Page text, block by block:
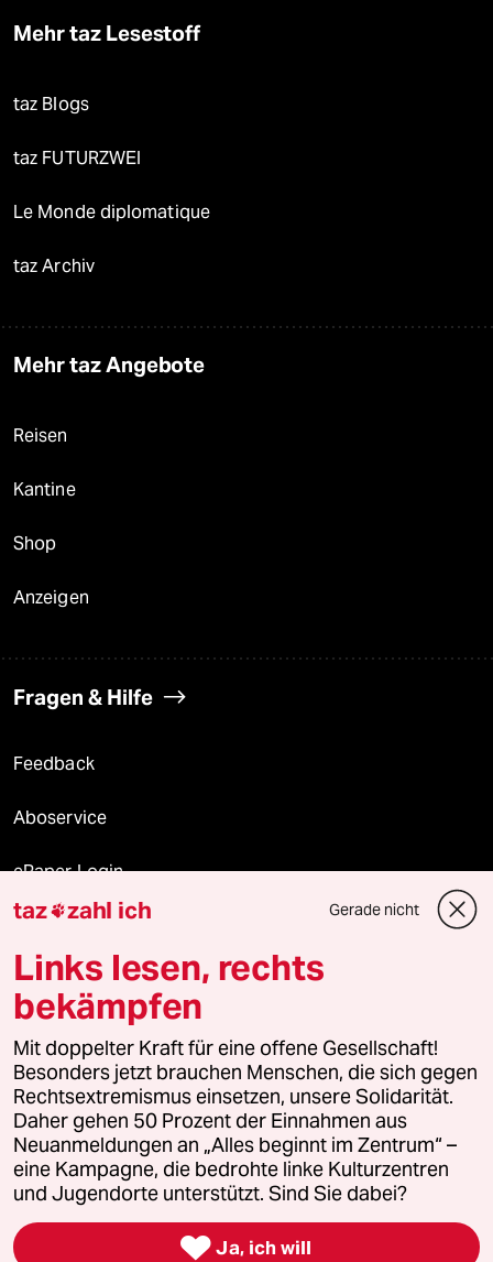
Mehr taz Lesestoff
taz Blogs
taz FUTURZWEI
Le Monde diplomatique
taz Archiv
Mehr taz Angebote
Reisen
Kantine
Shop
Anzeigen
Fragen & Hilfe
Feedback
Aboservice
ePaper Login
Downloads für Abonnierende
© 2026 taz Verlags und Vertriebs GmbH
Alle Rechte vorbehalten. Bei rechtlichen Fragen oder für Genehmigungen
wenden Sie sich bitte an
lizenzen@taz.de
Feedback Redaktionsstatut Kommune-Richtlinien
Leitlinie Informant Datenschutz Impressum AGB
Seitenwende Einwilligungen widerrufen (Ads)
taz zahl ich Gerade nicht
Links lesen, rechts
bekämpfen
Mit doppelter Kraft für eine offene Gesellschaft!
Besonders jetzt brauchen Menschen, die sich gegen
Rechtsextremismus einsetzen, unsere Solidarität.
Daher gehen 50 Prozent der Einnahmen aus
Neuanmeldungen an „Alles beginnt im Zentrum“ –
eine Kampagne, die bedrohte linke Kulturzentren
und Jugendorte unterstützt. Sind Sie dabei?
 Ja, ich will